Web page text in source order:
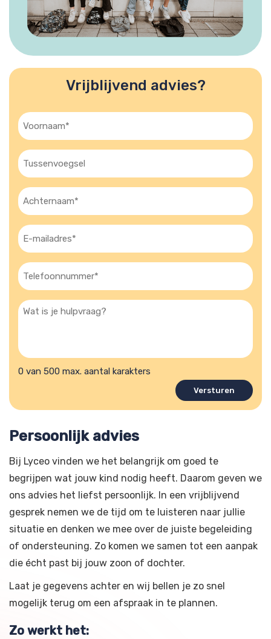
Vrijblijvend advies?
Voornaam
(Vereist)
Tussenvoegsel
Achternaam
(Vereist)
E-
mailadres
(Vereist)
Telefoon
(Vereist)
Wat
hulpvraag?
0 van 500 max. aantal karakters
Persoonlijk advies
Bij Lyceo vinden we het belangrijk om goed te
begrijpen wat jouw kind nodig heeft. Daarom geven we
ons advies het liefst persoonlijk. In een vrijblijvend
gesprek nemen we de tijd om te luisteren naar jullie
situatie en denken we mee over de juiste begeleiding
of ondersteuning. Zo komen we samen tot een aanpak
die écht past bij jouw zoon of dochter.
Laat je gegevens achter en wij bellen je zo snel
mogelijk terug om een afspraak in te plannen.
Zo werkt het: